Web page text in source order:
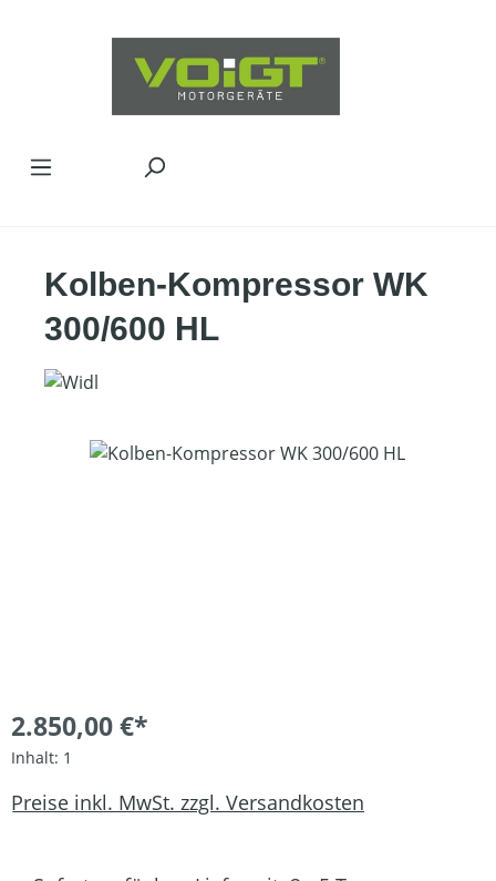
Kolben-Kompressor WK
300/600 HL
Bildergalerie überspringen
2.850,00 €*
Inhalt: 1
Preise inkl. MwSt. zzgl. Versandkosten